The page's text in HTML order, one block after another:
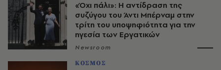
«Όχι πάλι»: Η αντίδραση της
συζύγου του Άντι Μπέρναμ στην
τρίτη του υποψηφιότητα για την
ηγεσία των Εργατικών
Newsroom
ΚΟΣΜΟΣ